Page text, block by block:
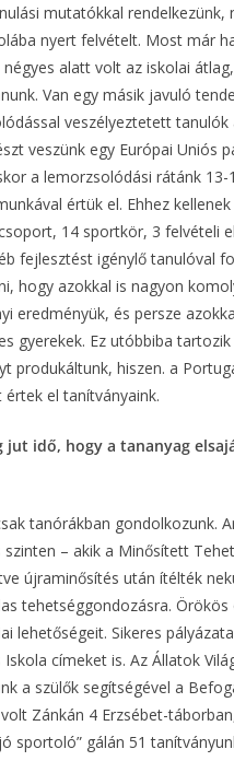
mutatókkal rendelkezünk,
nyert felvételt. Most már
négyes alatt volt az iskolai
Van egy másik javuló
veszélyeztetett
veszünk egy Európai Uniós
a lemorzsolódási rátánk
értük el. Ehhez
14 sportkör, 3 felvételi
fejlesztést igénylő tanulóval
hogy azokkal is nagyon
eredményük, és persze
gyerekek. Ez utóbbiba
produkáltunk, hiszen. a
értek el tanítványaink.
jut idő, hogy a tananyag
tanórákban gondolkozunk.
szinten – akik a Minősített
újraminősítés után ítélték
tehetséggondozásra.
lehetőségeit. Sikeres
Iskola címeket is. Az Állatok
a szülők segítségével a
Zánkán 4 Erzsébet-
sportoló” gálán 51